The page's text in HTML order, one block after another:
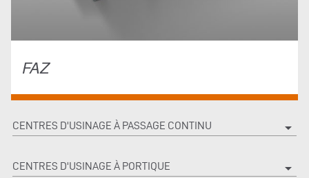
FAZ
CENTRES D'USINAGE À PASSAGE CONTINU arrow_drop_down
CENTRES D'USINAGE À PORTIQUE arrow_drop_down